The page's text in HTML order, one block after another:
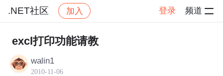
.NET社区 加入 登录 频道
.NET社区 帖子详情
excl打印功能请教
walin1
2010-11-06